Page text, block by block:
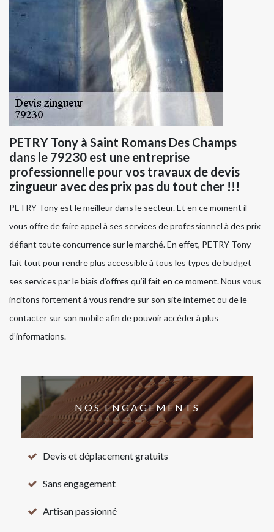
PETRY Tony à Saint Romans Des Champs
dans le 79230 est une entreprise
professionnelle pour vos travaux de devis
zingueur avec des prix pas du tout cher !!!
PETRY Tony est le meilleur dans le secteur. Et en ce moment il
vous offre de faire appel à ses services de professionnel à des prix
défiant toute concurrence sur le marché. En effet, PETRY Tony
fait tout pour rendre plus accessible à tous les types de budget
ses services par le biais d’offres qu’il fait en ce moment. Nous vous
incitons fortement à vous rendre sur son site internet ou de le
contacter sur son mobile afin de pouvoir accéder à plus
d’informations.
NOS ENGAGEMENTS
Devis et déplacement gratuits
Sans engagement
Artisan passionné